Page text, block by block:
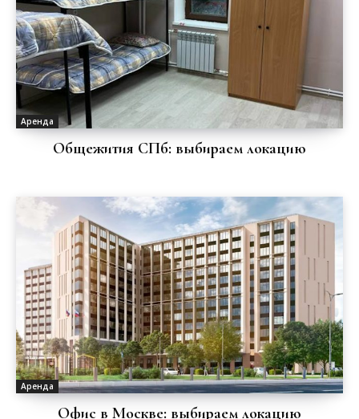
Аренда
Общежития СПб: выбираем локацию
Аренда
Офис в Москве: выбираем локацию